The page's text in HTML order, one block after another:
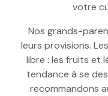
votre
Nos grands-
leurs provisions.
libre : les fruits et
tendance à se
recommandons